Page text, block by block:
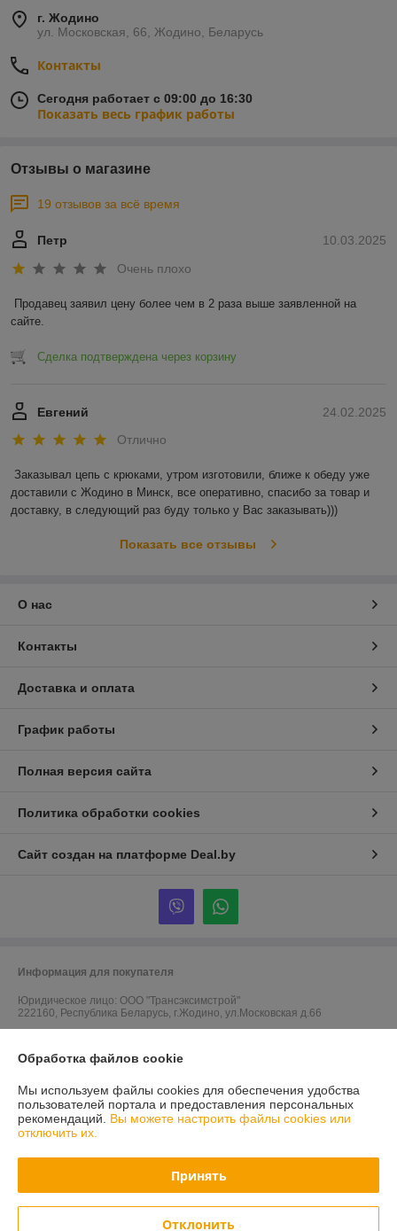
г. Жодино
ул. Московская, 66, Жодино, Беларусь
Контакты
Сегодня работает с 09:00 до 16:30
Показать весь график работы
Отзывы о магазине
19 отзывов за всё время
10.03.2025
Петр
Очень плохо
Продавец заявил цену более чем в 2 раза выше заявленной на
сайте.
Сделка подтверждена через корзину
24.02.2025
Евгений
Отлично
Заказывал цепь с крюками, утром изготовили, ближе к обеду уже
доставили с Жодино в Минск, все оперативно, спасибо за товар и
доставку, в следующий раз буду только у Вас заказывать)))
Показать все отзывы
О нас
Контакты
Доставка и оплата
График работы
Полная версия сайта
Политика обработки cookies
Сайт создан на платформе Deal.by
Информация для покупателя
Юридическое лицо: ООО "Трансэксимстрой"
222160, Республика Беларусь, г.Жодино, ул.Московская д.66
Регистрационный орган: Жодинский горисполком
Дата регистрации компании: 05.01.2011
Ссылка на свидетельство/лицензию
Ссылка на свидетельство/лицензию
Ссылка на свидетельство/лицензию
Обработка файлов cookie
Мы используем файлы cookies для обеспечения удобства
пользователей портала и предоставления персональных
рекомендаций. Вы можете настроить файлы cookies или
отключить их.
Принять
Отклонить